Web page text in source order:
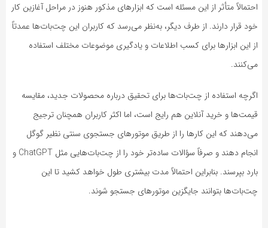
احتمالاً متأثر از این مسئله است که ابزارهای مذکور هنوز در مراحل آغازین کار
خود قرار دارند. از طرف دیگر، به‌نظر می‌رسد که کاربران این چت‌بات‌ها عمدتاً
از این ابزارها برای کسب اطلاعات و یادگیری موضوعات مختلف استفاده
می‌کنند.
اگرچه استفاده از چت‌بات‌ها برای تحقیق درباره محصولات جدید، مقایسه
قیمت‌ها و خرید آنلاین هم رایج است، اما اکثر کاربران همچنان ترجیج
می‌دهند که این کارها را از طریق موتورهای جستجوی سنتی نظیر گوگل
انجام دهند و صرفاً سؤالات ساده‌تر خود را از چت‌بات‌هایی مثل ChatGPT و
بارد بپرسند. بنابراین احتمالاً مدت بیشتری طول خواهد کشید تا این
چت‌بات‌ها بتوانند جایگزین موتورهای جستجو شوند.